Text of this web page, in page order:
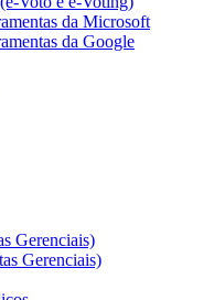
da Microsoft
da Google
Gerenciais)
Gerenciais)